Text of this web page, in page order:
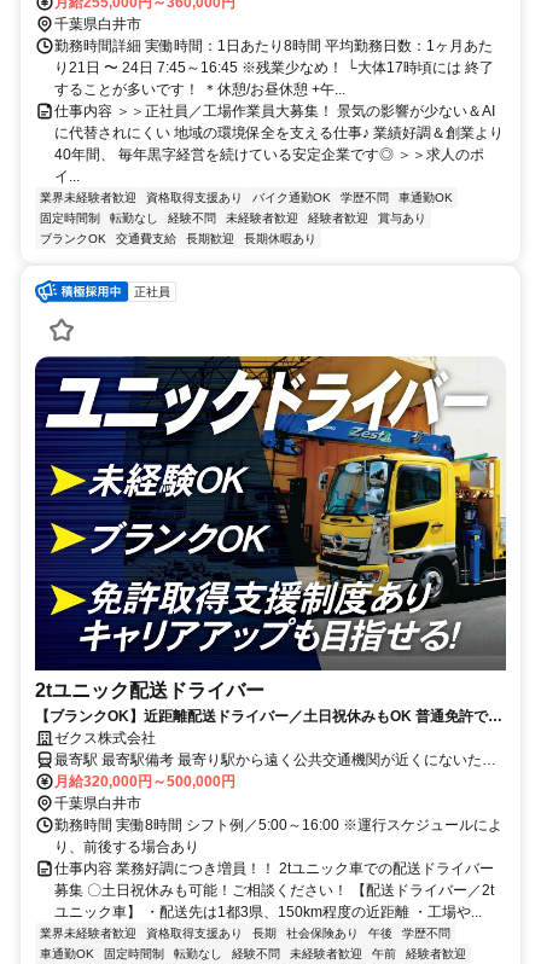
千葉県白井市
勤務時間詳細 実働時間：1日あたり8時間 平均勤務日数：1ヶ月あた
り21日 〜 24日 7:45～16:45 ※残業少なめ！ └大体17時頃には 終了
することが多いです！ ＊休憩/お昼休憩 +午...
仕事内容 ＞＞正社員／工場作業員大募集！ 景気の影響が少ない＆AI
に代替されにくい 地域の環境保全を支える仕事♪ 業績好調＆創業より
40年間、 毎年黒字経営を続けている安定企業です◎ ＞＞求人のポ
イ...
業界未経験者歓迎 資格取得支援あり バイク通勤OK 学歴不問
車通勤OK
固定時間制
転勤なし 経験不問 未経験者歓迎 経験者歓迎
賞与あり
ブランクOK
交通費支給 長期歓迎 長期休暇あり
正社員
2tユニック配送ドライバー
【ブランクOK】近距離配送ドライバー／土日祝休みもOK 普通免許で
OK！資格取得支援制度あり
ゼクス株式会社
最寄駅 最寄駅備考 最寄り駅から遠く公共交通機関が近くにないた
め、車やバイクなどご自身で通勤手段の確保をお願いします(無料駐
車場完備)
月給320,000円～500,000円
千葉県白井市
勤務時間 実働8時間 シフト例／5:00～16:00 ※運行スケジュールによ
り、前後する場合あり
仕事内容 業務好調につき増員！！ 2tユニック車での配送ドライバー
募集 〇土日祝休みも可能！ご相談ください！ 【配送ドライバー／2t
ユニック車】 ・配送先は1都3県、150km程度の近距離 ・工場や...
業界未経験者歓迎 資格取得支援あり 長期 社会保険あり 午後
学歴不問
車通勤OK
固定時間制 転勤なし 経験不問 未経験者歓迎 午前
経験者歓迎